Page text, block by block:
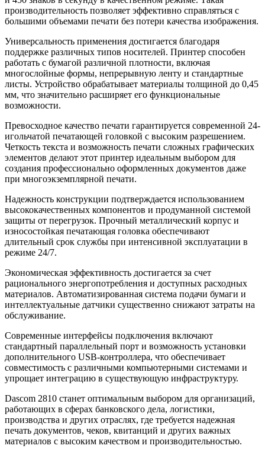
производительность позволяет эффективно справляться с
большими объемами печати без потери качества изображения.
Универсальность применения достигается благодаря
поддержке различных типов носителей. Принтер способен
работать с бумагой различной плотности, включая
многослойные формы, непрерывную ленту и стандартные
листы. Устройство обрабатывает материалы толщиной до 0,45
мм, что значительно расширяет его функциональные
возможности.
Превосходное качество печати гарантируется современной 24-
игольчатой печатающей головкой с высоким разрешением.
Четкость текста и возможность печати сложных графических
элементов делают этот принтер идеальным выбором для
создания профессионально оформленных документов даже
при многоэкземплярной печати.
Надежность конструкции подтверждается использованием
высококачественных компонентов и продуманной системой
защиты от перегрузок. Прочный металлический корпус и
износостойкая печатающая головка обеспечивают
длительный срок службы при интенсивной эксплуатации в
режиме 24/7.
Экономическая эффективность достигается за счет
рационального энергопотребления и доступных расходных
материалов. Автоматизированная система подачи бумаги и
интеллектуальные датчики существенно снижают затраты на
обслуживание.
Современные интерфейсы подключения включают
стандартный параллельный порт и возможность установки
дополнительного USB-контроллера, что обеспечивает
совместимость с различными компьютерными системами и
упрощает интеграцию в существующую инфраструктуру.
Dascom 2810 станет оптимальным выбором для организаций,
работающих в сферах банковского дела, логистики,
производства и других отраслях, где требуется надежная
печать документов, чеков, квитанций и других важных
материалов с высоким качеством и производительностью.